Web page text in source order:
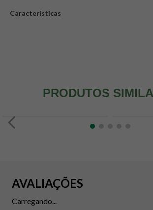
Características
PRODUTOS
AVALIAÇÕES
Carregando...